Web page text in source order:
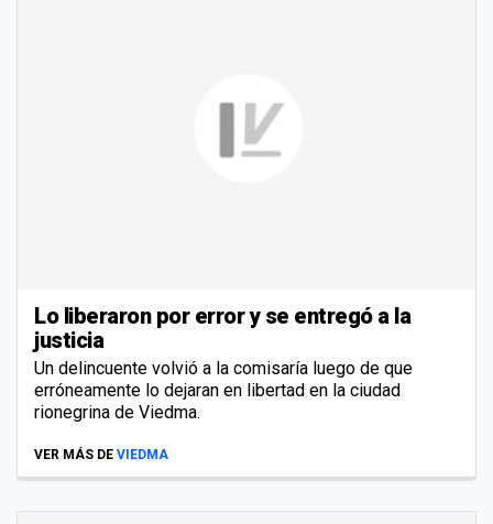
Lo liberaron por error y se entregó a la
justicia
Un delincuente volvió a la comisaría luego de que
erróneamente lo dejaran en libertad en la ciudad
rionegrina de Viedma.
VER MÁS DE VIEDMA